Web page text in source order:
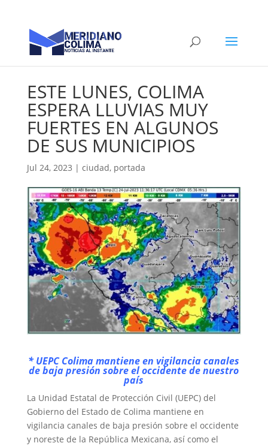
ESTE LUNES, COLIMA
ESPERA LLUVIAS MUY
FUERTES EN ALGUNOS
DE SUS MUNICIPIOS
Jul 24, 2023 | ciudad, portada
* UEPC Colima mantiene en vigilancia canales
de baja presión sobre el occidente de nuestro
país
La Unidad Estatal de Protección Civil (UEPC) del
Gobierno del Estado de Colima mantiene en
vigilancia canales de baja presión sobre el occidente
y noreste de la República Mexicana, así como el